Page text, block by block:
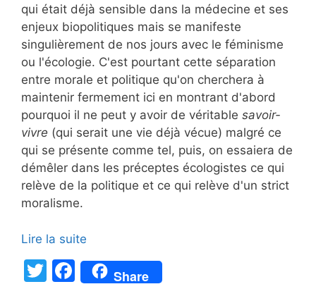
qui était déjà sensible dans la médecine et ses
enjeux biopolitiques mais se manifeste
singulièrement de nos jours avec le féminisme
ou l'écologie. C'est pourtant cette séparation
entre morale et politique qu'on cherchera à
maintenir fermement ici en montrant d'abord
pourquoi il ne peut y avoir de véritable savoir-
vivre (qui serait une vie déjà vécue) malgré ce
qui se présente comme tel, puis, on essaiera de
démêler dans les préceptes écologistes ce qui
relève de la politique et ce qui relève d'un strict
moralisme.
Lire la suite
T
F
a
Share